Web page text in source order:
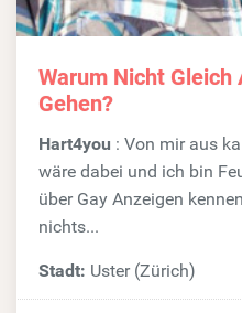
Warum Nicht Gleich
Gehen?
Hart4you : Von mir aus
wäre dabei und ich bin
über Gay Anzeigen
nichts...
Stadt: Uster (Zürich)